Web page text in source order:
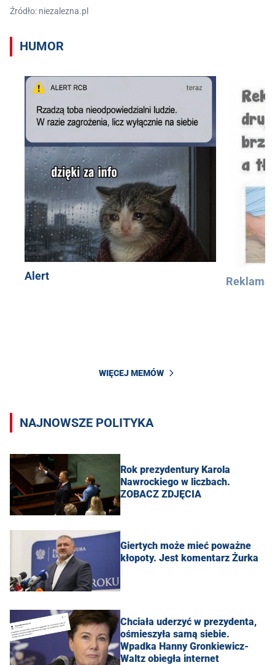
Źródło: niezalezna.pl
HUMOR
Alert Reklama
WIĘCEJ MEMÓW
NAJNOWSZE POLITYKA
Rok prezydentury Karola
Nawrockiego w liczbach.
ZOBACZ ZDJĘCIA
Giertych może mieć poważne
kłopoty. Jest komentarz Żurka
Chciała uderzyć w prezydenta,
ośmieszyła samą siebie.
Wpadka Hanny Gronkiewicz-
Waltz obiegła internet